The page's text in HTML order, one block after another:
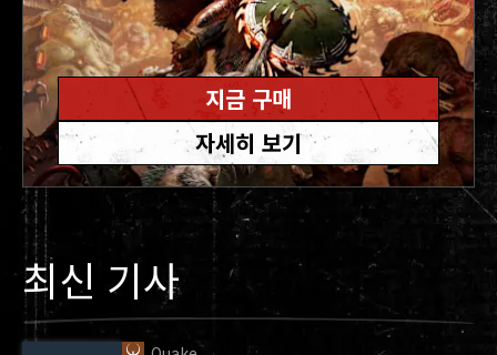
지금 구매
자세히 보기
최신 기사